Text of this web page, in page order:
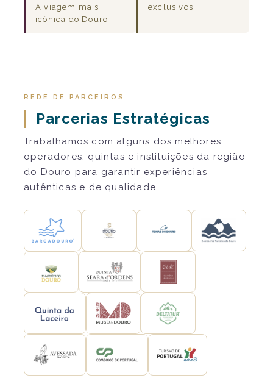
A viagem mais
icónica do Douro
exclusivos
REDE DE PARCEIROS
Parcerias Estratégicas
Trabalhamos com alguns dos melhores
operadores, quintas e instituições da região
do Douro para garantir experiências
autênticas e de qualidade.